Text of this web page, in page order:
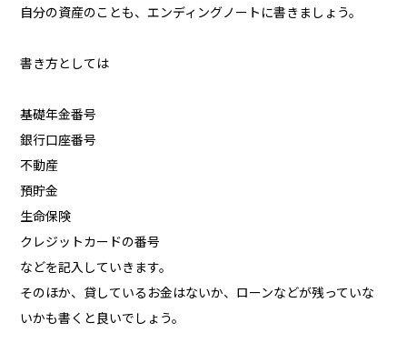
自分の資産のことも、エンディングノートに書きましょう。
書き方としては
基礎年金番号
銀行口座番号
不動産
預貯金
生命保険
クレジットカードの番号
などを記入していきます。
そのほか、貸しているお金はないか、ローンなどが残っていな
いかも書くと良いでしょう。